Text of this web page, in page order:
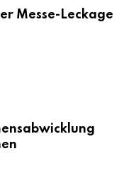
Messe-Leckage